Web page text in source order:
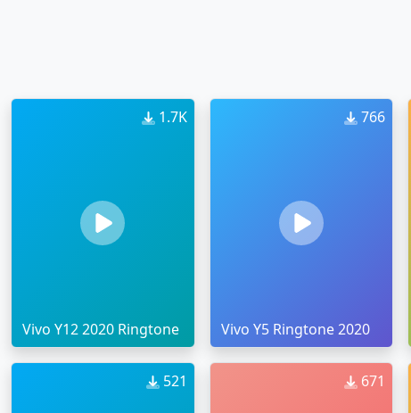
1.7K
Vivo Y12 2020 Ringtone
766
Vivo Y5 Ringtone 2020
521 671